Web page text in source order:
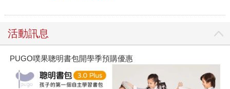
活動訊息
PUGO噗果聰明書包開學季預購優惠